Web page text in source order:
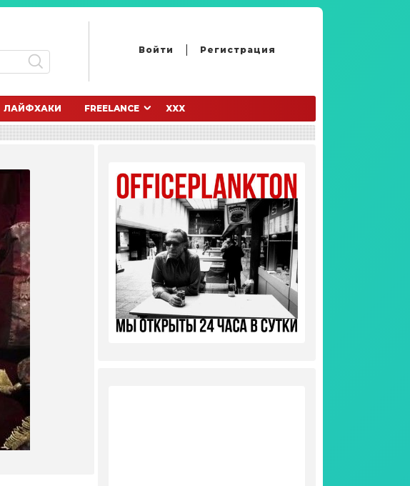
Войти Регистрация
ЛАЙФХАКИ FREELANCE XXX